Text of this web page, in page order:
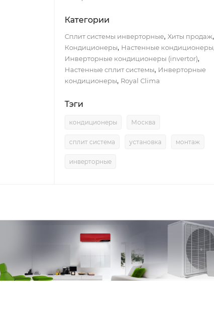
Категории
Сплит системы инверторные, Хиты продаж,
Кондиционеры, Настенные кондиционеры
Инверторные кондиционеры (invertor),
Настенные сплит системы, Инверторные
кондиционеры, Royal Clima
Тэги
кондиционеры Москва
сплит система установка монтаж
инверторные